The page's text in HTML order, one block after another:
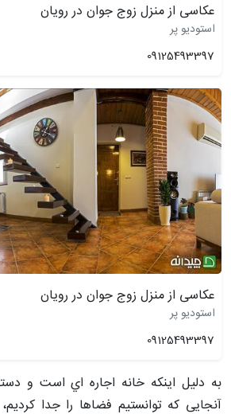
عکاسی از منزل زوج جوان در رویان
استودیو پر
09125493397
عکاسی از منزل زوج جوان در رویان
استودیو پر
09125493397
به دلیل اینکه خانه اجاره اي است و
آنجایی كه توانستيم فضاها را جدا